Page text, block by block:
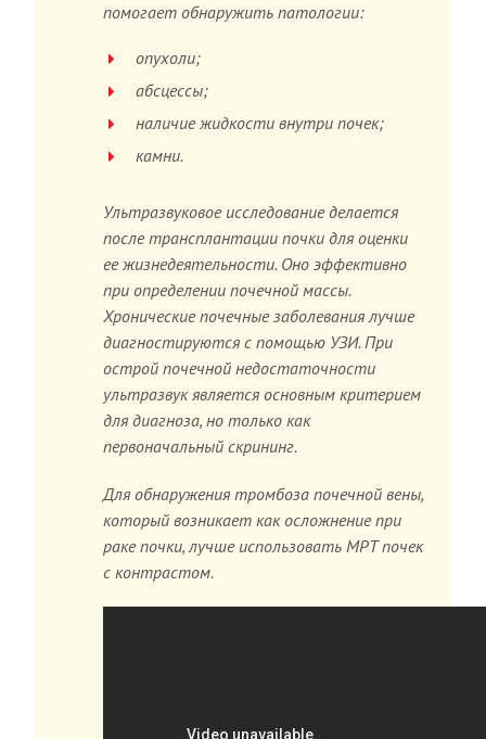
помогает обнаружить патологии:
опухоли;
абсцессы;
наличие жидкости внутри почек;
камни.
Ультразвуковое исследование делается
после трансплантации почки для оценки
ее жизнедеятельности. Оно эффективно
при определении почечной массы.
Хронические почечные заболевания лучше
диагностируются с помощью УЗИ. При
острой почечной недостаточности
ультразвук является основным критерием
для диагноза, но только как
первоначальный скрининг.
Для обнаружения тромбоза почечной вены,
который возникает как осложнение при
раке почки, лучше использовать МРТ почек
с контрастом.